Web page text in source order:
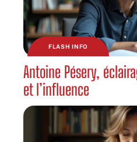
FLASH INFO
Antoine Pésery,
et l’influence